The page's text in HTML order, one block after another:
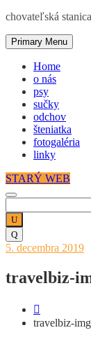
chovateľská stanica
Primary Menu
Home
o nás
psy
sučky
odchov
šteniatka
fotogaléria
linky
STARÝ WEB
Posted
5. decembra 2019
travelbiz-
travelbiz-